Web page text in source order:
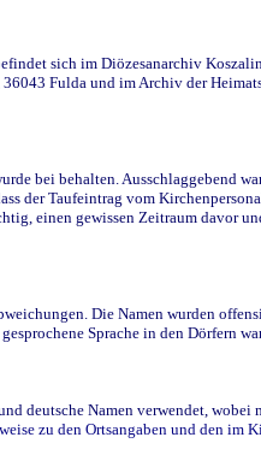
sich im Diözesanarchiv
Fulda und im Archiv der
bei behalten. Ausschlaggebend
der Taufeintrag vom
einen gewissen Zeitraum davor
Die Namen wurden
Sprache in den Dörfern
deutsche Namen verwendet,
zu den Ortsangaben und den im